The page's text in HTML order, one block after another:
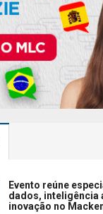
Evento reúne
dados, inteligência
inovação no